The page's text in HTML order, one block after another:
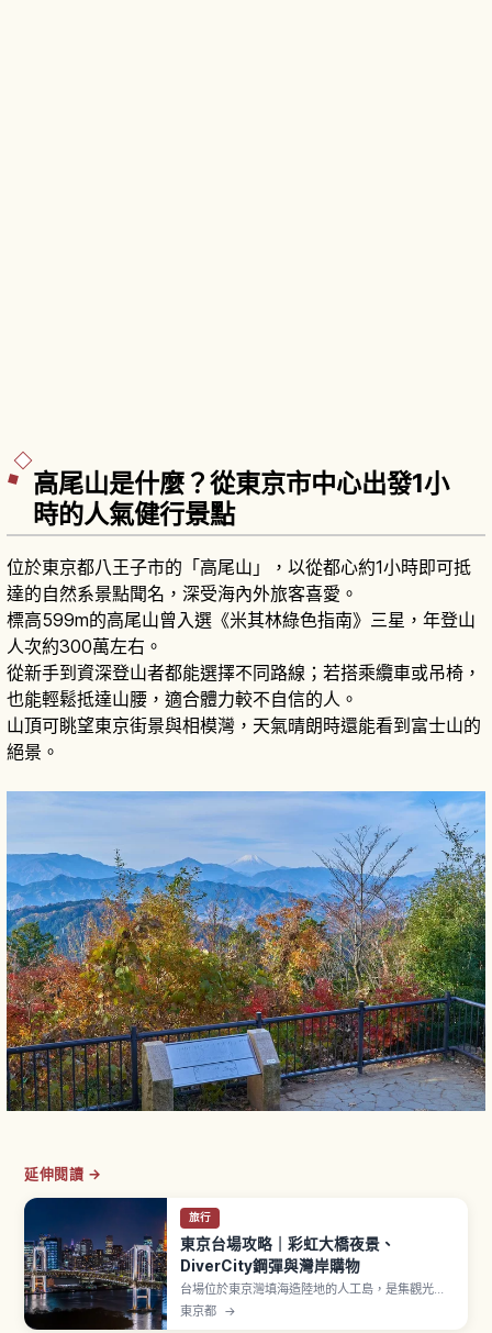
高尾山是什麼？從東京市中心出發1小
時的人氣健行景點
位於東京都八王子市的「高尾山」，以從都心約1小時即可抵
達的自然系景點聞名，深受海內外旅客喜愛。
標高599m的高尾山曾入選《米其林綠色指南》三星，年登山
人次約300萬左右。
從新手到資深登山者都能選擇不同路線；若搭乘纜車或吊椅，
也能輕鬆抵達山腰，適合體力較不自信的人。
山頂可眺望東京街景與相模灣，天氣晴朗時還能看到富士山的
絕景。
延伸閱讀 →
旅行
東京台場攻略｜彩虹大橋夜景、
DiverCity鋼彈與灣岸購物
台場位於東京灣填海造陸地的人工島，是集觀光、
購物、娛樂於一身的東京代表性海濱區域。「彩虹
大橋」設有「Rainbow Promenade」全長約1.7
東京都 →